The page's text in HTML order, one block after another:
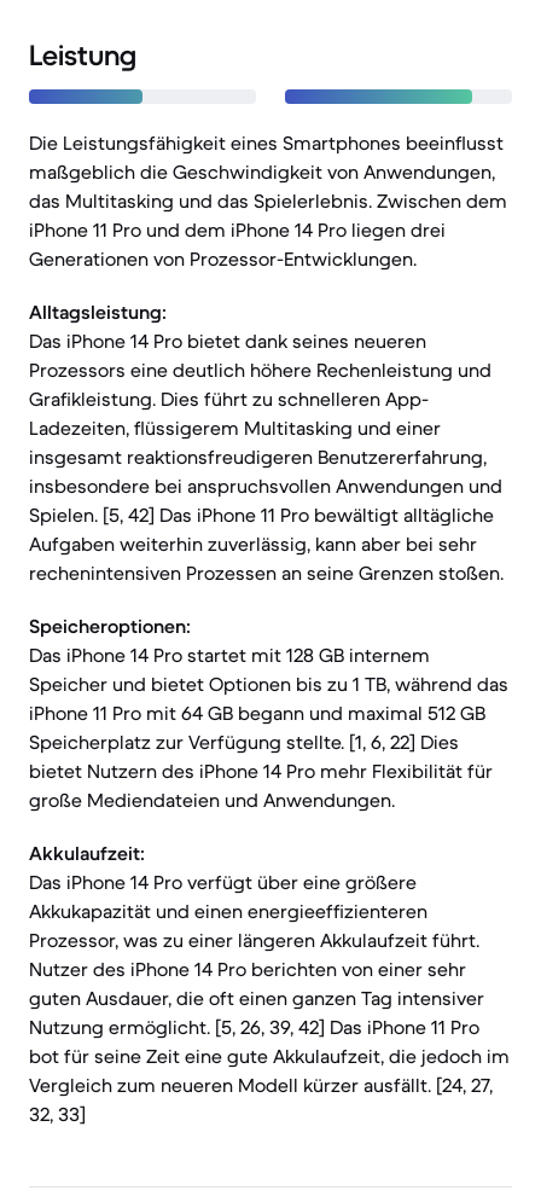
Leistung
Die Leistungsfähigkeit eines Smartphones beeinflusst
maßgeblich die Geschwindigkeit von Anwendungen,
das Multitasking und das Spielerlebnis. Zwischen dem
iPhone 11 Pro und dem iPhone 14 Pro liegen drei
Generationen von Prozessor-Entwicklungen.
Alltagsleistung:
Das iPhone 14 Pro bietet dank seines neueren
Prozessors eine deutlich höhere Rechenleistung und
Grafikleistung. Dies führt zu schnelleren App-
Ladezeiten, flüssigerem Multitasking und einer
insgesamt reaktionsfreudigeren Benutzererfahrung,
insbesondere bei anspruchsvollen Anwendungen und
Spielen. [5, 42] Das iPhone 11 Pro bewältigt alltägliche
Aufgaben weiterhin zuverlässig, kann aber bei sehr
rechenintensiven Prozessen an seine Grenzen stoßen.
Speicheroptionen:
Das iPhone 14 Pro startet mit 128 GB internem
Speicher und bietet Optionen bis zu 1 TB, während das
iPhone 11 Pro mit 64 GB begann und maximal 512 GB
Speicherplatz zur Verfügung stellte. [1, 6, 22] Dies
bietet Nutzern des iPhone 14 Pro mehr Flexibilität für
große Mediendateien und Anwendungen.
Akkulaufzeit:
Das iPhone 14 Pro verfügt über eine größere
Akkukapazität und einen energieeffizienteren
Prozessor, was zu einer längeren Akkulaufzeit führt.
Nutzer des iPhone 14 Pro berichten von einer sehr
guten Ausdauer, die oft einen ganzen Tag intensiver
Nutzung ermöglicht. [5, 26, 39, 42] Das iPhone 11 Pro
bot für seine Zeit eine gute Akkulaufzeit, die jedoch im
Vergleich zum neueren Modell kürzer ausfällt. [24, 27,
32, 33]